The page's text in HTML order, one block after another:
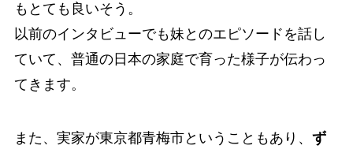
もとても良いそう。
以前のインタビューでも妹とのエピソードを話し
ていて、普通の日本の家庭で育った様子が伝わっ
てきます。
また、実家が東京都青梅市ということもあり、 ず